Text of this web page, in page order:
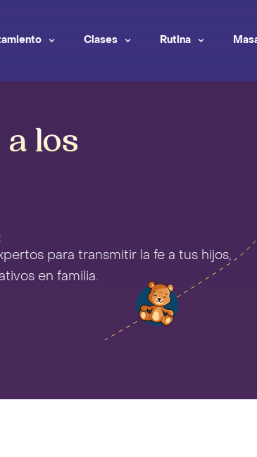
Clases Rutina
los
para transmitir la fe a tus hijos,
en familia.